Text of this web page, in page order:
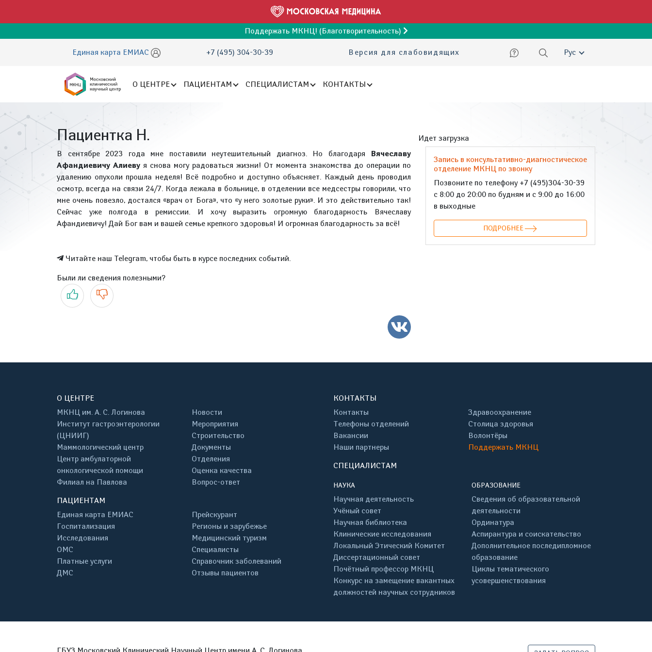
Поддержать МКНЦ! (Благотворительность)
Единая карта ЕМИАС +7 (495) 304-30-39 Версия для слабовидящих Русский
О ЦЕНТРЕ ПАЦИЕНТАМ СПЕЦИАЛИСТАМ КОНТАКТЫ
Пациентка Н.
В сентябре 2023 года мне поставили неутешительный диагноз. Но благодаря
Вячеславу
Афандиевичу Алиеву я снова могу радоваться жизни! От момента знакомства до операции по
удалению опухоли прошла неделя! Всё подробно и доступно объясняет. Каждый день проводил
осмотр, всегда на связи 24/7. Когда лежала в больнице, в отделении все медсестры говорили, что
мне очень повезло, достался «врач от Бога», что «у него золотые руки». И это действительно так!
Сейчас уже полгода в ремиссии. И хочу выразить огромную благодарность Вячеславу
Афандиевичу! Дай Бог вам и вашей семье крепкого здоровья! И огромная благодарность за всё!
Читайте наш Telegram, чтобы быть в курсе последних событий.
Были ли сведения полезными?
Да Нет
ВКонтакте
Идет загрузка
Запись в консультативно-диагностическое
отделение МКНЦ по звонку
Позвоните по телефону +7 (495)304-30-39
с 8:00 до 20:00 по будням и с 9:00 до 16:00
в выходные
ПОДРОБНЕЕ
О ЦЕНТРЕ
МКНЦ им. А. С. Логинова
Институт гастроэнтерологии
(ЦНИИГ)
Маммологический центр
Центр амбулаторной
онкологической помощи
Филиал на Павлова
Новости
Мероприятия
Строительство
Документы
Отделения
Оценка качества
Вопрос-ответ
ПАЦИЕНТАМ
Единая карта ЕМИАС
Госпитализация
Исследования
ОМС
Платные услуги
ДМС
Прейскурант
Регионы и зарубежье
Медицинский туризм
Специалисты
Справочник заболеваний
Отзывы пациентов
КОНТАКТЫ
Контакты
Телефоны отделений
Вакансии
Наши партнеры
Здравоохранение
Столица здоровья
Волонтёры
Поддержать МКНЦ
СПЕЦИАЛИСТАМ
НАУКА
Научная деятельность
Учёный совет
Научная библиотека
Клинические исследования
Локальный Этический Комитет
Диссертационный совет
Почётный профессор МКНЦ
Конкурс на замещение вакантных
должностей научных сотрудников
ОБРАЗОВАНИЕ
Сведения об образовательной
деятельности
Ординатура
Аспирантура и соискательство
Дополнительное последипломное
образование
Циклы тематического
усовершенствования